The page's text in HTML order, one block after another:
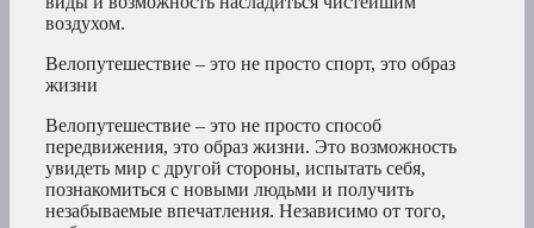
воздухом.
Велопутешествие – это не просто спорт, это образ
жизни
Велопутешествие – это не просто способ
передвижения, это образ жизни. Это возможность
увидеть мир с другой стороны, испытать себя,
познакомиться с новыми людьми и получить
незабываемые впечатления. Независимо от того,